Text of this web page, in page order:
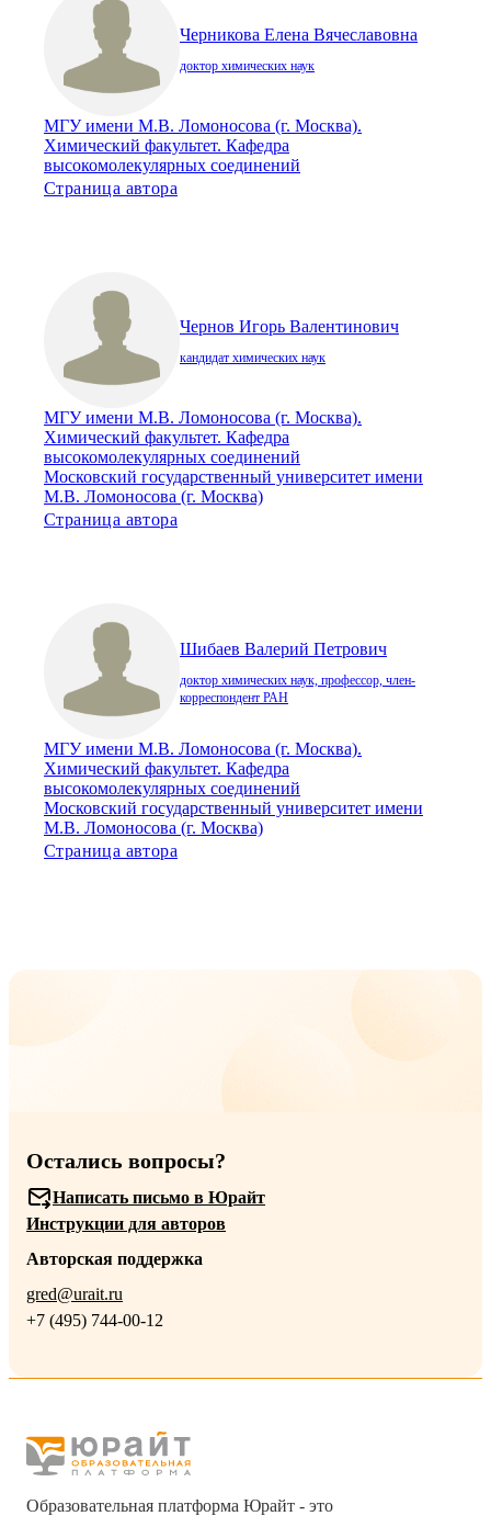
Черникова Елена Вячеславовна
доктор химических наук
МГУ имени М.В. Ломоносова (г. Москва).
Химический факультет. Кафедра
высокомолекулярных соединений
Страница автора
Чернов Игорь Валентинович
кандидат химических наук
МГУ имени М.В. Ломоносова (г. Москва).
Химический факультет. Кафедра
высокомолекулярных соединений
Московский государственный университет имени
М.В. Ломоносова (г. Москва)
Страница автора
Шибаев Валерий Петрович
доктор химических наук, профессор, член-
корреспондент РАН
МГУ имени М.В. Ломоносова (г. Москва).
Химический факультет. Кафедра
высокомолекулярных соединений
Московский государственный университет имени
М.В. Ломоносова (г. Москва)
Страница автора
Остались вопросы?
Написать письмо в Юрайт
Инструкции для авторов
Авторская поддержка
gred@urait.ru
+7 (495) 744-00-12
Образовательная платформа Юрайт - это